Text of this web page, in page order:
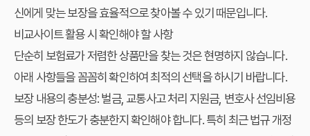
신에게 맞는 보장을 효율적으로 찾아볼 수 있기 때문입니다.
비교사이트 활용 시 확인해야 할 사항
단순히 보험료가 저렴한 상품만을 찾는 것은 현명하지 않습니다.
아래 사항들을 꼼꼼히 확인하여 최적의 선택을 하시기 바랍니다.
보장 내용의 충분성: 벌금, 교통사고 처리 지원금, 변호사 선임비용
등의 보장 한도가 충분한지 확인해야 합니다. 특히 최근 법규 개정